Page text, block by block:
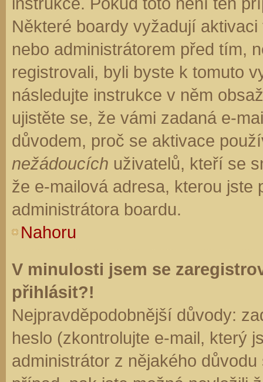
Některé boardy vyžadují
nebo administrátorem před tím,
registrovali, byli byste k tomuto
následujte instrukce v něm
ujistěte se, že vámi zadaná e-
důvodem, proč se aktivace
nežádoucích uživatelů, kteří se
že e-mailová adresa, kterou jste
administrátora boardu.
Nahoru
V minulosti jsem se
přihlásit?!
Nejpravděpodobnější důvody:
heslo (zkontrolujte e-mail, který
administrátor z nějakého